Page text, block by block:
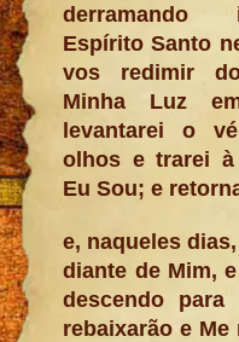
derramando
Espírito Santo
vos redimir
Minha Luz
levantarei o
olhos e trarei à
Eu Sou; e
e, naqueles
diante de Mim,
descendo
rebaixarão e